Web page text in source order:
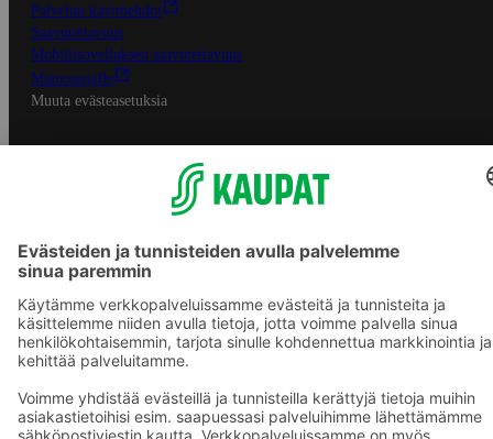
Palvelun käyttöehdot
Saavutettavuus
Mobiilisovelluksen saavutettavuus
Mainostajalle
Muuta evästeasetuksia
S-ryhmän palvelut
S-ryhmä
Asiakasomistajuus
Yhteishyvä Ruoka -sovellus
S-ostoslista -sovellus
Prisma.fi
Sokos.fi
S-Pankki
Yhteishyvä